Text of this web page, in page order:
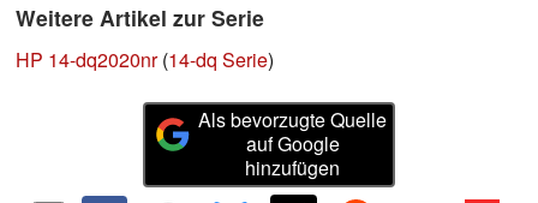
Weitere Artikel zur Serie
HP 14-dq2020nr(14-dq Serie)
Als bevorzugte Quelle
auf Google
hinzufügen